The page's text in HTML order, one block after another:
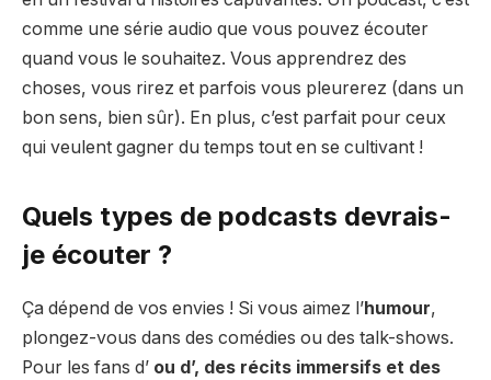
comme une série audio que vous pouvez écouter
quand vous le souhaitez. Vous apprendrez des
choses, vous rirez et parfois vous pleurerez (dans un
bon sens, bien sûr). En plus, c’est parfait pour ceux
qui veulent gagner du temps tout en se cultivant !
Quels types de podcasts devrais-
je écouter ?
Ça dépend de vos envies ! Si vous aimez l’humour,
plongez-vous dans des comédies ou des talk-shows.
Pour les fans d’ ou d’, des récits immersifs et des